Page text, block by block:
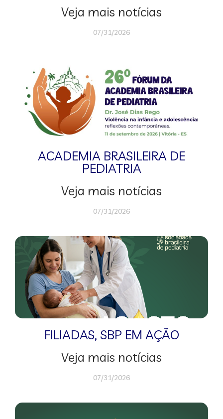
Veja mais notícias
07/31/2026
ACADEMIA BRASILEIRA DE
PEDIATRIA
Veja mais notícias
07/31/2026
FILIADAS, SBP EM AÇÃO
Veja mais notícias
07/31/2026